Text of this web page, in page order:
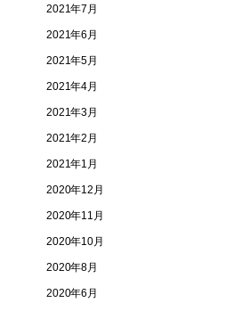
2021年7月
2021年6月
2021年5月
2021年4月
2021年3月
2021年2月
2021年1月
2020年12月
2020年11月
2020年10月
2020年8月
2020年6月